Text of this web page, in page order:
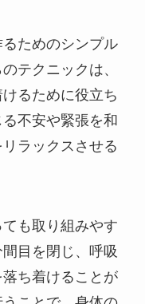
ためのシンプル
テクニックは、
るために役立ち
不安や緊張を和
ラックスさせる
も取り組みやす
目を閉じ、呼吸
ち着けることが